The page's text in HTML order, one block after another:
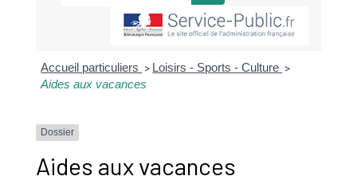
Accueil particuliers > Loisirs - Sports - Culture >
Aides aux vacances
Dossier
Aides aux vacances